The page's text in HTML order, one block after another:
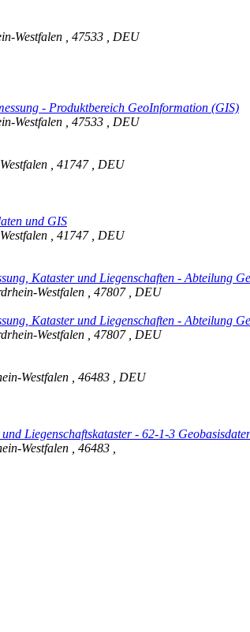
Westfalen 47533
DEU
- Produktbereich GeoInformation (GIS)
Westfalen 47533
DEU
41747
DEU
und GIS
41747
DEU
Kataster und Liegenschaften - Abteilung
Westfalen 47807
DEU
Kataster und Liegenschaften - Abteilung
Westfalen 47807
DEU
Westfalen 46483
DEU
Liegenschaftskataster - 62-1-3
Westfalen 46483